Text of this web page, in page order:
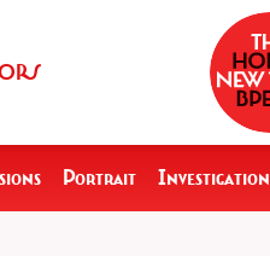
Portrait Investigation